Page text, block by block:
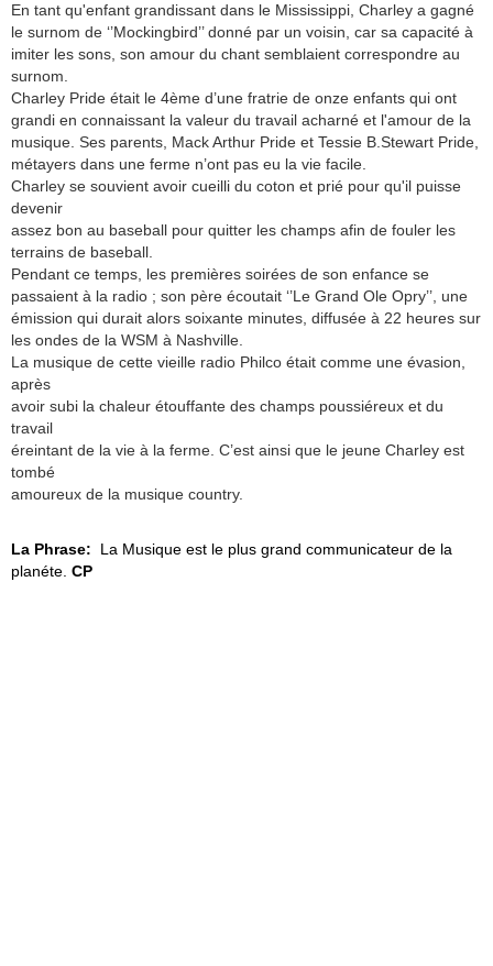
En tant qu'enfant grandissant dans le Mississippi, Charley a gagné
le surnom de ‘’Mockingbird’’ donné par un voisin, car sa capacité à
imiter les sons, son amour du chant semblaient correspondre au
surnom.
Charley Pride était le 4ème d’une fratrie de onze enfants qui ont
grandi en connaissant la valeur du travail acharné et l'amour de la
musique. Ses parents, Mack Arthur Pride et Tessie B.Stewart Pride,
métayers dans une ferme n’ont pas eu la vie facile.
Charley se souvient avoir cueilli du coton et prié pour qu'il puisse
devenir
assez bon au baseball pour quitter les champs afin de fouler les
terrains de baseball.
Pendant ce temps, les premières soirées de son enfance se
passaient à la radio ; son père écoutait ‘’Le Grand Ole Opry’’, une
émission qui durait alors soixante minutes, diffusée à 22 heures sur
les ondes de la WSM à Nashville.
La musique de cette vieille radio Philco était comme une évasion,
après
avoir subi la chaleur étouffante des champs poussiéreux et du
travail
éreintant de la vie à la ferme. C’est ainsi que le jeune Charley est
tombé
amoureux de la musique country.
La Phrase:
La Musique est le plus grand communicateur de la
planéte. CP